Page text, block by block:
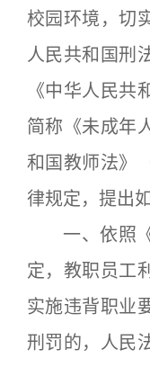
校园环境，切
人民共和国刑
《中华人民共
简称《未成年
和国教师法》
律规定，提出
一、依照《
定，教职员工
实施违背职业
刑罚的，人民